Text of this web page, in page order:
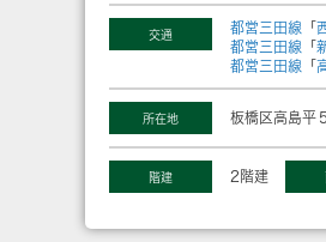
交通 都営三田線 「
都営三田線 「
都営三田線 「
所在地 板橋区高島平
階建 2階建